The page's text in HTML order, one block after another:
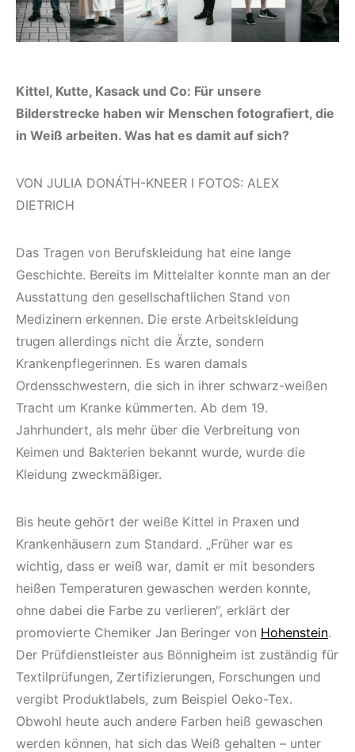
Kittel, Kutte, Kasack und Co: Für unsere
Bilderstrecke haben wir Menschen fotografiert, die
in Weiß arbeiten. Was hat es damit auf sich?
VON JULIA DONÁTH-KNEER I FOTOS: ALEX
DIETRICH
Das Tragen von Berufskleidung hat eine lange
Geschichte. Bereits im Mittelalter konnte man an der
Ausstattung den gesellschaftlichen Stand von
Medizinern erkennen. Die erste Arbeitskleidung
trugen allerdings nicht die Ärzte, sondern
Krankenpflegerinnen. Es waren damals
Ordensschwestern, die sich in ihrer schwarz-weißen
Tracht um Kranke kümmerten. Ab dem 19.
Jahrhundert, als mehr über die Verbreitung von
Keimen und Bakterien bekannt wurde, wurde die
Kleidung zweckmäßiger.
Bis heute gehört der weiße Kittel in Praxen und
Krankenhäusern zum Standard. „Früher war es
wichtig, dass er weiß war, damit er mit besonders
heißen Temperaturen gewaschen werden konnte,
ohne dabei die Farbe zu verlieren“, erklärt der
promovierte Chemiker Jan Beringer von Hohenstein.
Der Prüfdienstleister aus Bönnigheim ist zuständig für
Textilprüfungen, Zertifizierungen, Forschungen und
vergibt Produktlabels, zum Beispiel Oeko-Tex.
Obwohl heute auch andere Farben heiß gewaschen
werden können, hat sich das Weiß gehalten – unter